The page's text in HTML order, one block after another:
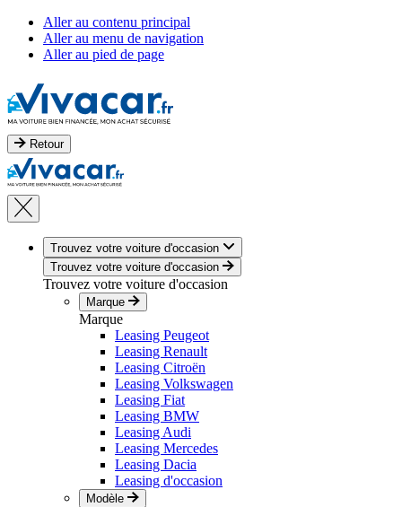
Aller au contenu principal
Aller au menu de navigation
Aller au pied de page
Retour
Trouvez votre voiture d'occasion
Trouvez votre voiture d'occasion
Trouvez votre voiture d'occasion
Marque
Marque
Leasing Peugeot
Leasing Renault
Leasing Citroën
Leasing Volkswagen
Leasing Fiat
Leasing BMW
Leasing Audi
Leasing Mercedes
Leasing Dacia
Leasing d'occasion
Modèle